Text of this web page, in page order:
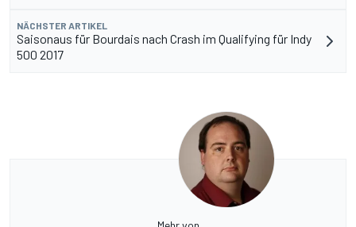
NÄCHSTER ARTIKEL
Saisonaus für Bourdais nach Crash im Qualifying für Indy
500 2017